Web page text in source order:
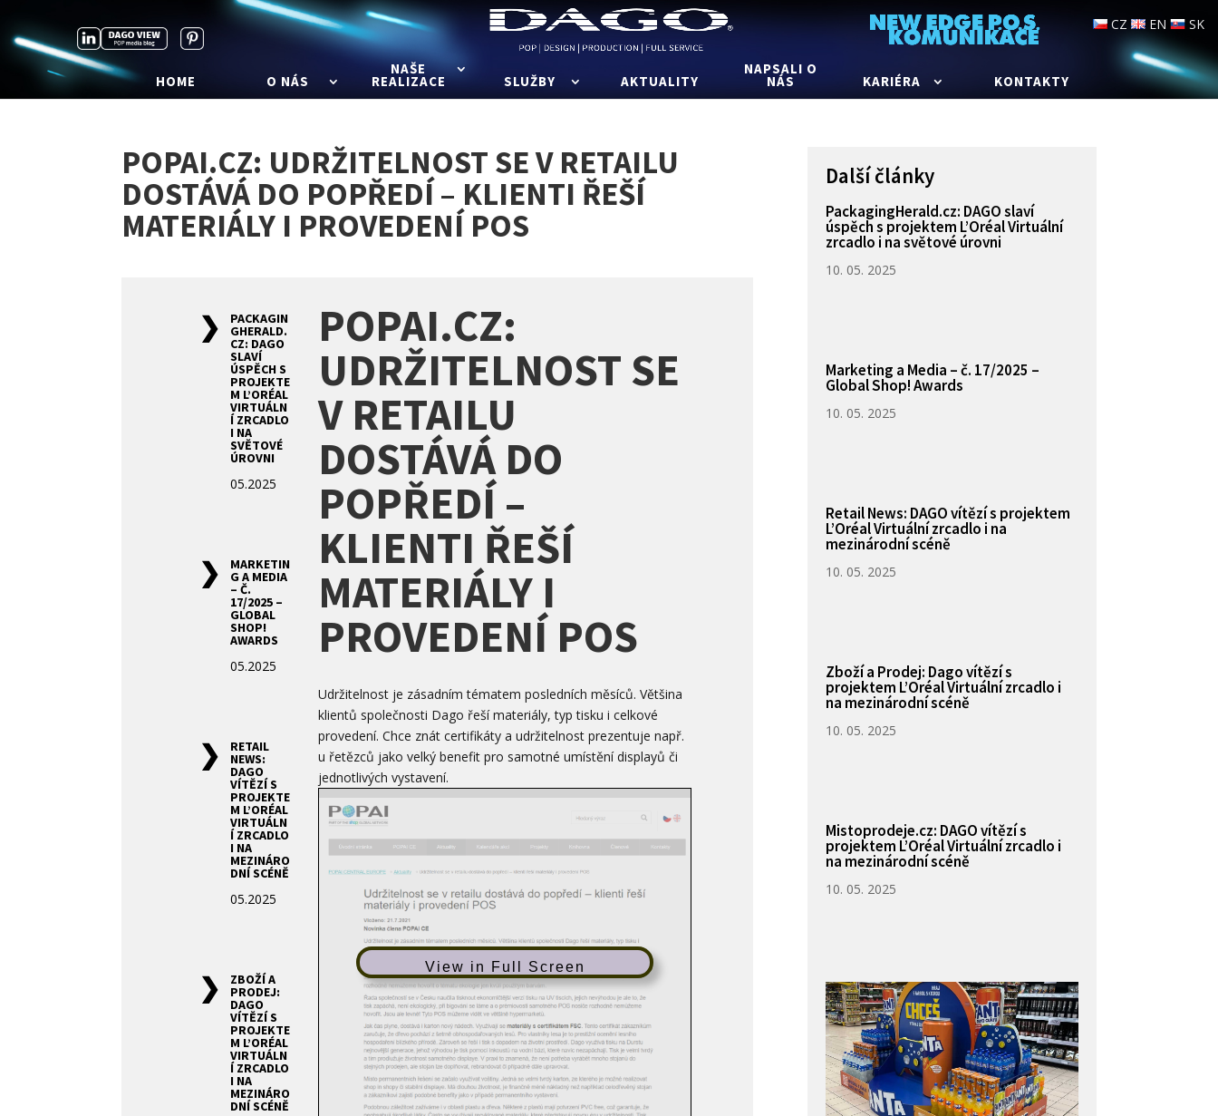
HOME O NÁS
NAŠE
REALIZACE SLUŽBY AKTUALITY
NAPSALI O
NÁS KARIÉRA KONTAKTY
CZ EN SK
POPAI.CZ: UDRŽITELNOST SE V RETAILU
DOSTÁVÁ DO POPŘEDÍ – KLIENTI ŘEŠÍ
MATERIÁLY I PROVEDENÍ POS
PACKAGIN
GHERALD.
CZ: DAGO
SLAVÍ
ÚSPĚCH S
PROJEKTE
M L’ORÉAL
VIRTUÁLN
Í ZRCADLO
I NA
SVĚTOVÉ
ÚROVNI
05.2025
MARKETIN
G A MEDIA
– Č.
17/2025 –
GLOBAL
SHOP!
AWARDS
05.2025
RETAIL
NEWS:
DAGO
VÍTĚZÍ S
PROJEKTE
M L’ORÉAL
VIRTUÁLN
Í ZRCADLO
I NA
MEZINÁRO
DNÍ SCÉNĚ
05.2025
ZBOŽÍ A
PRODEJ:
DAGO
VÍTĚZÍ S
PROJEKTE
M L’ORÉAL
VIRTUÁLN
Í ZRCADLO
I NA
MEZINÁRO
DNÍ SCÉNĚ
POPAI.CZ:
UDRŽITELNOST SE
V RETAILU
DOSTÁVÁ DO
POPŘEDÍ –
KLIENTI ŘEŠÍ
MATERIÁLY I
PROVEDENÍ POS
Udržitelnost je zásadním tématem posledních měsíců. Většina
klientů společnosti Dago řeší materiály, typ tisku i celkové
provedení. Chce znát certifikáty a udržitelnost prezentuje např.
u řetězců jako velký benefit pro samotné umístění displayů či
jednotlivých vystavení.
View in Full Screen
Další články
PackagingHerald.cz: DAGO slaví
úspěch s projektem L’Oréal Virtuální
zrcadlo i na světové úrovni
10. 05. 2025
Marketing a Media – č. 17/2025 –
Global Shop! Awards
10. 05. 2025
Retail News: DAGO vítězí s projektem
L’Oréal Virtuální zrcadlo i na
mezinárodní scéně
10. 05. 2025
Zboží a Prodej: Dago vítězí s
projektem L’Oréal Virtuální zrcadlo i
na mezinárodní scéně
10. 05. 2025
Mistoprodeje.cz: DAGO vítězí s
projektem L’Oréal Virtuální zrcadlo i
na mezinárodní scéně
10. 05. 2025